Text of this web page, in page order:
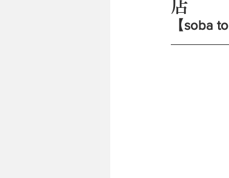
店
【soba